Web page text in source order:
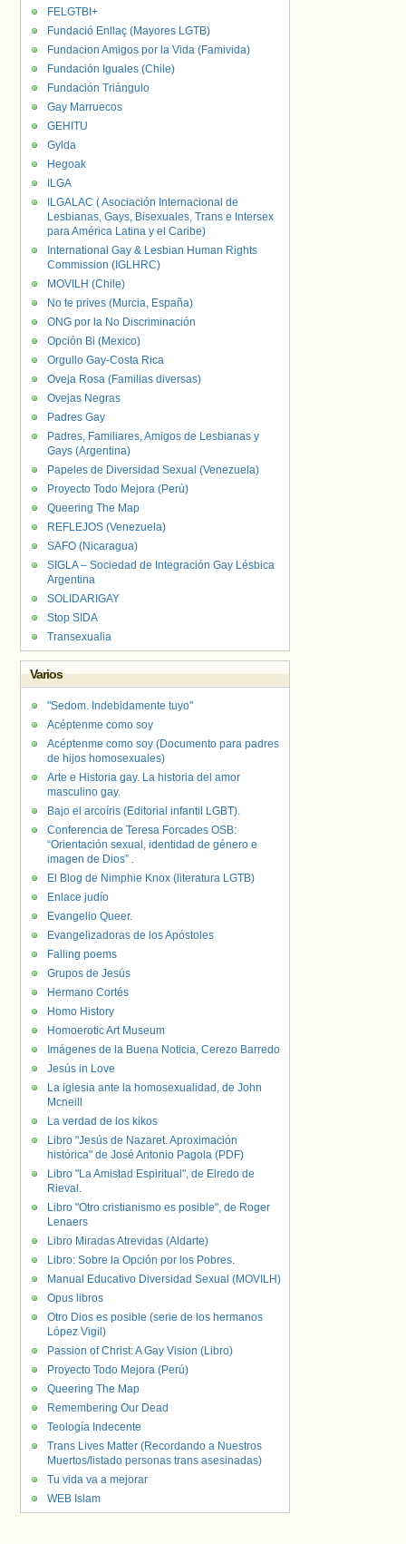
FELGTBI+
Fundació Enllaç (Mayores LGTB)
Fundacion Amigos por la Vida (Famivida)
Fundación Iguales (Chile)
Fundación Triángulo
Gay Marruecos
GEHITU
Gylda
Hegoak
ILGA
ILGALAC ( Asociación Internacional de
Lesbianas, Gays, Bisexuales, Trans e Intersex
para América Latina y el Caribe)
International Gay & Lesbian Human Rights
Commission (IGLHRC)
MOVILH (Chile)
No te prives (Murcia, España)
ONG por la No Discriminación
Opción Bi (Mexico)
Orgullo Gay-Costa Rica
Oveja Rosa (Familias diversas)
Ovejas Negras
Padres Gay
Padres, Familiares, Amigos de Lesbianas y
Gays (Argentina)
Papeles de Diversidad Sexual (Venezuela)
Proyecto Todo Mejora (Perú)
Queering The Map
REFLEJOS (Venezuela)
SAFO (Nicaragua)
SIGLA – Sociedad de Integración Gay Lésbica
Argentina
SOLIDARIGAY
Stop SIDA
Transexualia
Varios
"Sedom. Indebidamente tuyo"
Acéptenme como soy
Acéptenme como soy (Documento para padres
de hijos homosexuales)
Arte e Historia gay. La historia del amor
masculino gay.
Bajo el arcoíris (Editorial infantil LGBT).
Conferencia de Teresa Forcades OSB:
“Orientación sexual, identidad de género e
imagen de Dios” .
El Blog de Nimphie Knox (literatura LGTB)
Enlace judío
Evangelio Queer.
Evangelizadoras de los Apóstoles
Falling poems
Grupos de Jesús
Hermano Cortés
Homo History
Homoerotic Art Museum
Imágenes de la Buena Noticia, Cerezo Barredo
Jesús in Love
La iglesia ante la homosexualidad, de John
Mcneill
La verdad de los kikos
Libro "Jesús de Nazaret. Aproximación
histórica" de José Antonio Pagola (PDF)
Libro "La Amistad Espiritual", de Elredo de
Rieval.
Libro "Otro cristianismo es posible", de Roger
Lenaers
Libro Miradas Atrevidas (Aldarte)
Libro: Sobre la Opción por los Pobres.
Manual Educativo Diversidad Sexual (MOVILH)
Opus libros
Otro Dios es posible (serie de los hermanos
López Vigil)
Passion of Christ: A Gay Vision (Libro)
Proyecto Todo Mejora (Perú)
Queering The Map
Remembering Our Dead
Teología Indecente
Trans Lives Matter (Recordando a Nuestros
Muertos/listado personas trans asesinadas)
Tu vida va a mejorar
WEB Islam